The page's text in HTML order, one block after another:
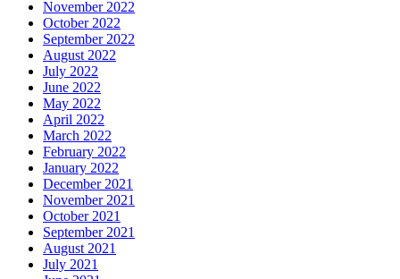
November 2022
October 2022
September 2022
August 2022
July 2022
June 2022
May 2022
April 2022
March 2022
February 2022
January 2022
December 2021
November 2021
October 2021
September 2021
August 2021
July 2021